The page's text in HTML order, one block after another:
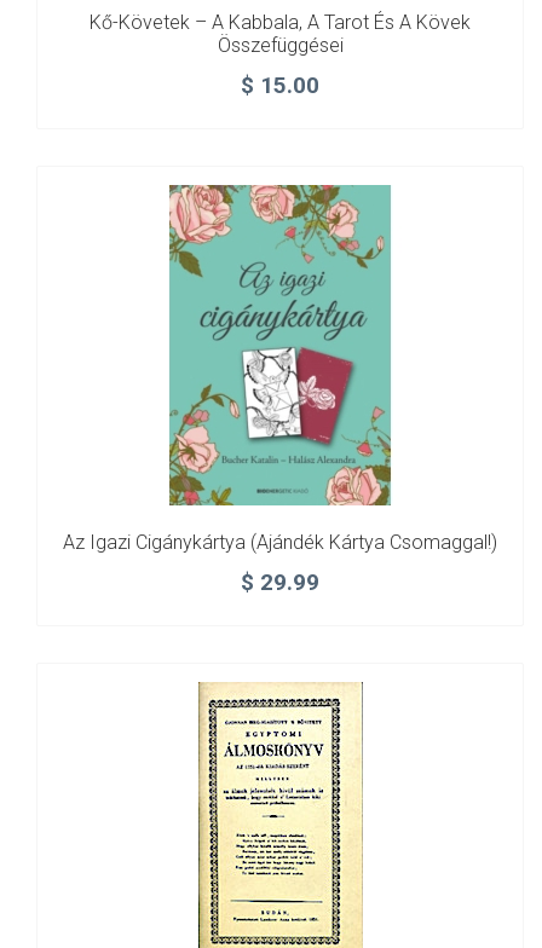
Kő-Követek – A Kabbala, A Tarot És A Kövek
Összefüggései
$ 15.00
Az Igazi Cigánykártya (ajándék Kártya Csomaggal!)
$ 29.99